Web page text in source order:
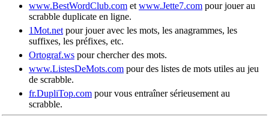
www.BestWordClub.com et www.Jette7.com pour jouer au
scrabble duplicate en ligne.
1Mot.net pour jouer avec les mots, les anagrammes, les
suffixes, les préfixes, etc.
Ortograf.ws pour chercher des mots.
www.ListesDeMots.com pour des listes de mots utiles au jeu
de scrabble.
fr.DupliTop.com pour vous entraîner sérieusement au
scrabble.